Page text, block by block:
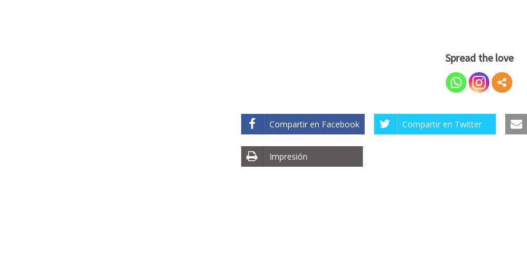
Spread the love
Compartir en Facebook Compartir en Twitter
Impresión